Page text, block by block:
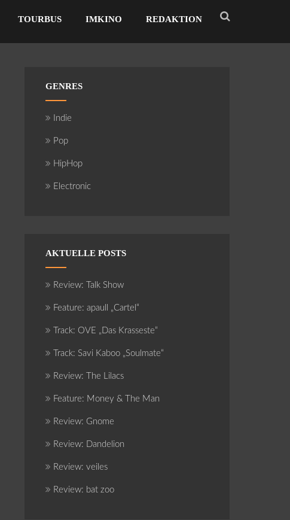
TOURBUS IMKINO REDAKTION
GENRES
Indie
Pop
HipHop
Electronic
AKTUELLE POSTS
Review: Talk Show
Feature: apaull „Cartel“
Track: OVE „Das Krasseste“
Track: Savi Kaboo „Soulmate“
Review: The Lilacs
Feature: Money & The Man
Review: Gnome
Review: Dandelion
Review: veiles
Review: bat zoo